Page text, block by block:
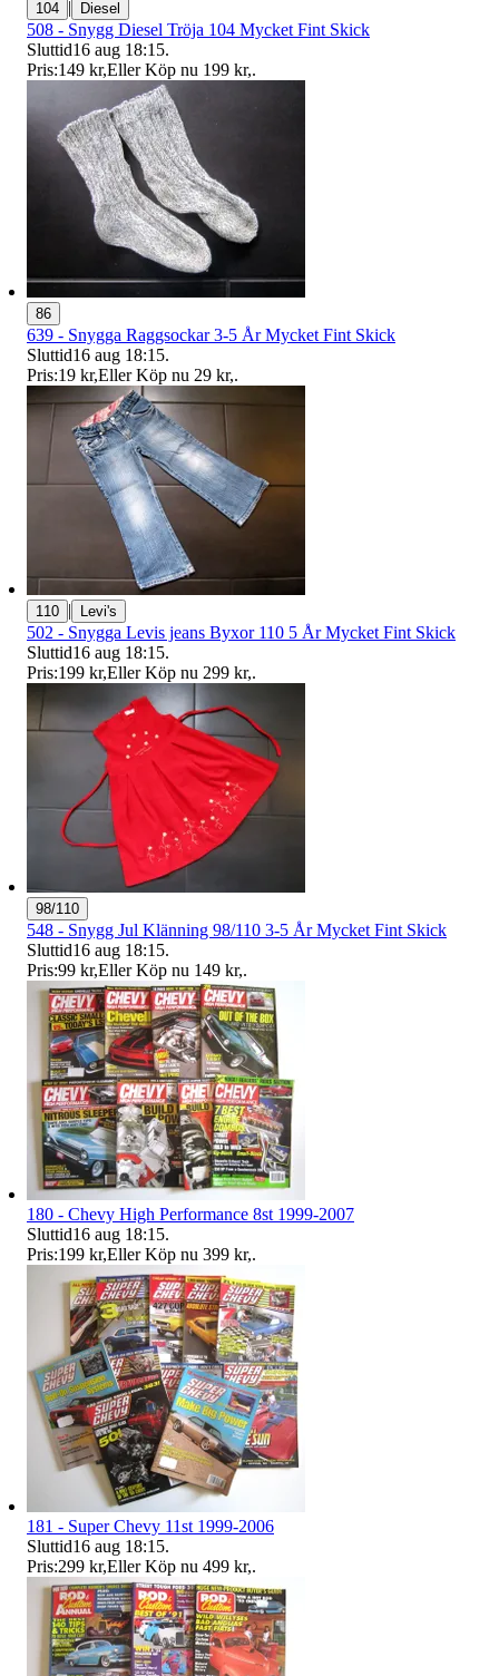
104 | Diesel
508 - Snygg Diesel Tröja 104 Mycket Fint Skick
Sluttid16 aug 18:15.
Pris:149 kr,Eller Köp nu 199 kr,.
86
639 - Snygga Raggsockar 3-5 År Mycket Fint Skick
Sluttid16 aug 18:15.
Pris:19 kr,Eller Köp nu 29 kr,.
110 | Levi's
502 - Snygga Levis jeans Byxor 110 5 År Mycket Fint Skick
Sluttid16 aug 18:15.
Pris:199 kr,Eller Köp nu 299 kr,.
98/110
548 - Snygg Jul Klänning 98/110 3-5 År Mycket Fint Skick
Sluttid16 aug 18:15.
Pris:99 kr,Eller Köp nu 149 kr,.
180 - Chevy High Performance 8st 1999-2007
Sluttid16 aug 18:15.
Pris:199 kr,Eller Köp nu 399 kr,.
181 - Super Chevy 11st 1999-2006
Sluttid16 aug 18:15.
Pris:299 kr,Eller Köp nu 499 kr,.